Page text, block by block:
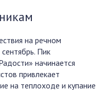
на речном
Пик
начинается
привлекает
на теплоходе и купание